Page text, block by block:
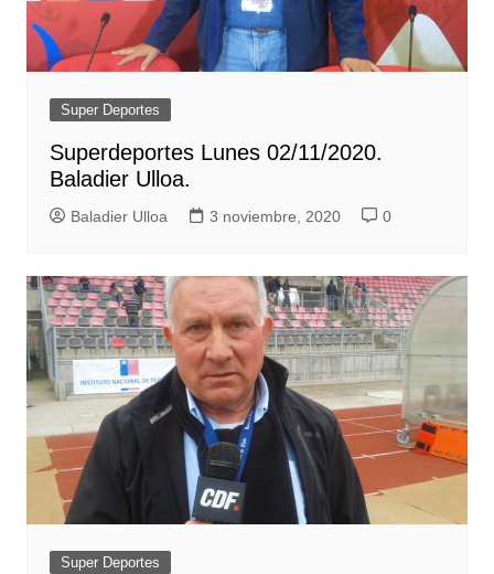
Super Deportes
Superdeportes Lunes 02/11/2020.
Baladier Ulloa.
Baladier Ulloa 3 noviembre, 2020 0
Super Deportes